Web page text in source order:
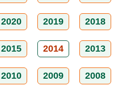
2020 2019 2018
2015 2014 2013
2010 2009 2008